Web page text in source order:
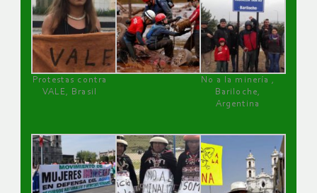
Protestas contra
VALE, Brasil
No a la minería ,
Bariloche,
Argentina